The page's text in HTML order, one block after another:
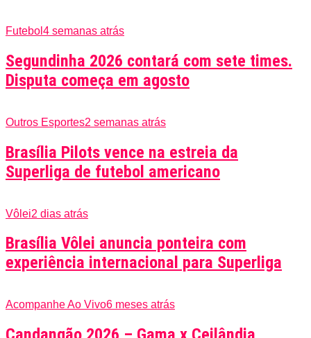
Futebol 4 semanas atrás
Segundinha 2026 contará com sete times.
Disputa começa em agosto
Outros Esportes2 semanas atrás
Brasília Pilots vence na estreia da
Superliga de futebol americano
Vôlei2 dias atrás
Brasília Vôlei anuncia ponteira com
experiência internacional para Superliga
Acompanhe Ao Vivo6 meses atrás